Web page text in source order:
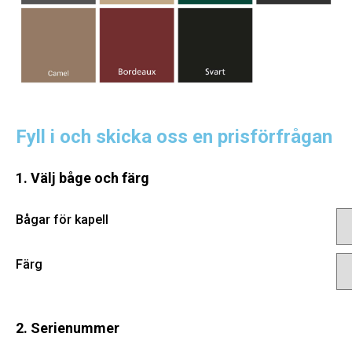
Fyll i och skicka oss en prisförfrågan
1. Välj båge och färg
Bågar för kapell
Färg
2. Serienummer